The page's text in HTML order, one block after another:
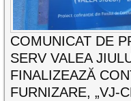
COMUNICAT DE
SERV VALEA
FINALIZEAZĂ
FURNIZARE, „VJ-